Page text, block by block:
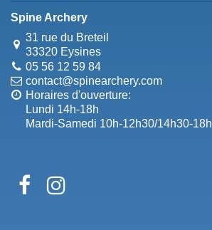
Spine Archery
31 rue du Breteil
33320 Eysines
05 56 12 59 84
contact@spinearchery.com
Horaires d'ouverture:
Lundi 14h-18h
Mardi-Samedi 10h-12h30/14h30-18h